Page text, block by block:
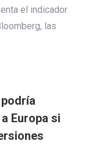
el indicador
las
Europa si